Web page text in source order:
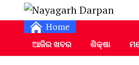
Home
ଆଜିର ଖବର ଶିକ୍ଷା